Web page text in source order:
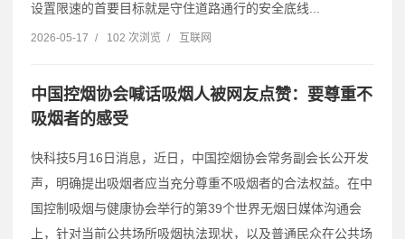
设置限速的首要目标就是守住道路通行的安全底线...
2026-05-17 / 102 次浏览 / 互联网
中国控烟协会喊话吸烟人被网友点赞：要尊重不
吸烟者的感受
快科技5月16日消息，近日，中国控烟协会常务副会长公开发
声，明确提出吸烟者应当充分尊重不吸烟者的合法权益。在中
国控制吸烟与健康协会举行的第39个世界无烟日媒体沟通会
上，针对当前公共场所吸烟执法现状，以及普通民众在公共场